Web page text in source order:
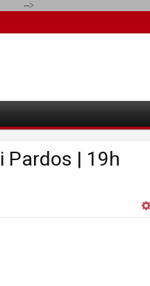
-->
Pardos | 19h